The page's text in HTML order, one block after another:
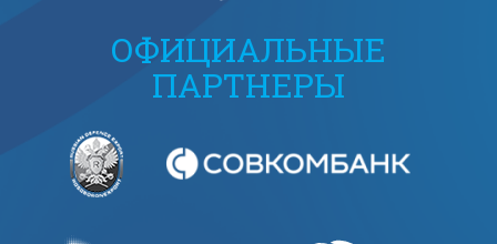
ОФИЦИАЛЬНЫЕ
ПАРТНЕРЫ